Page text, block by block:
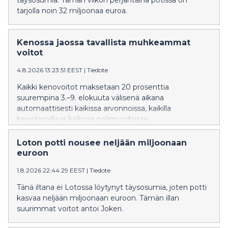
tarjolla noin 32 miljoonaa euroa.
Kenossa jaossa tavallista muhkeammat
voitot
4.8.2026 13:23:51 EEST | Tiedote
Kaikki kenovoitot maksetaan 20 prosenttia
suurempina 3.–9. elokuuta välisenä aikana
automaattisesti kaikissa arvonnoissa, kaikilla
kenotasoilla ja kaikissa pelimuodoissa.
Loton potti nousee neljään miljoonaan
euroon
1.8.2026 22:44:29 EEST | Tiedote
Tänä iltana ei Lotossa löytynyt täysosumia, joten potti
kasvaa neljään miljoonaan euroon. Tämän illan
suurimmat voitot antoi Jokeri.